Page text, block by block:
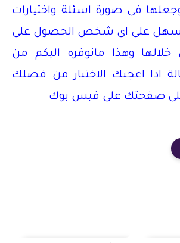
فى صورة اسئلة واختيارات
على اى شخص الحصول على
وهذا مانوفره اليكم من
اذا اعجبك الاختبار من فضلك
صفحتك على فيس بوك